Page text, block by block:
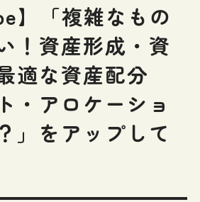
】「複雑なもの
！資産形成・資
適な資産配分
・アロケーショ
」をアップして